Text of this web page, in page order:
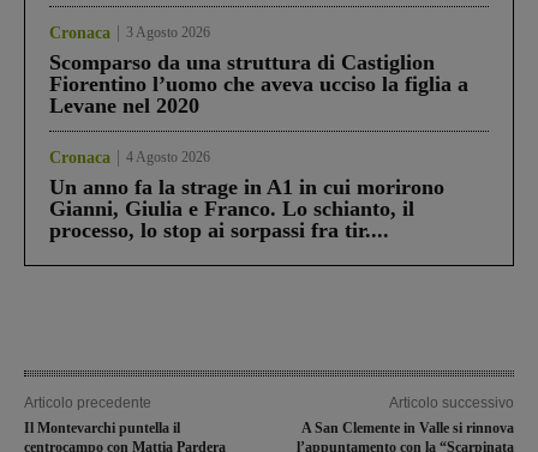
Cronaca 3 Agosto 2026
Scomparso da una struttura di Castiglion
Fiorentino l’uomo che aveva ucciso la figlia a
Levane nel 2020
Cronaca 4 Agosto 2026
Un anno fa la strage in A1 in cui morirono
Gianni, Giulia e Franco. Lo schianto, il
processo, lo stop ai sorpassi fra tir....
Articolo precedente
Il Montevarchi puntella il
centrocampo con Mattia Pardera
Articolo successivo
A San Clemente in Valle si rinnova
l’appuntamento con la “Scarpinata